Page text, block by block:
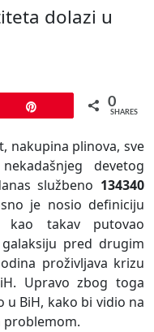
dolazi u
0
SHARES
nakupina plinova, sve
devetog
službeno 134340
je nosio definiciju
kao takav putovao
pred drugim
proživljava krizu
Upravo zbog toga
BiH, kako bi vidio na
problemom.